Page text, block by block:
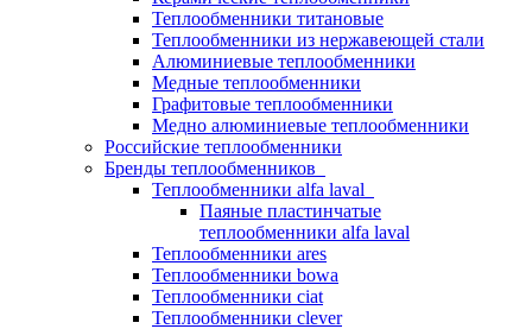
Теплообменники титановые
Теплообменники из нержавеющей стали
Алюминиевые теплообменники
Медные теплообменники
Графитовые теплообменники
Медно алюминиевые теплообменники
Российские теплообменники
Бренды теплообменников
Теплообменники alfa laval
Паяные пластинчатые
теплообменники alfa laval
Теплообменники ares
Теплообменники bowa
Теплообменники ciat
Теплообменники clever